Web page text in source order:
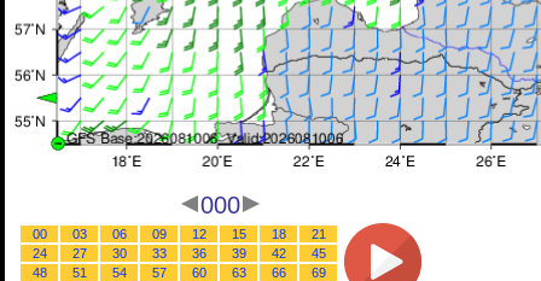
000
00 03 06 09 12 15 18
21
24
27 30 33 36 39 42
45
48
51 54 57 60 63 66
69